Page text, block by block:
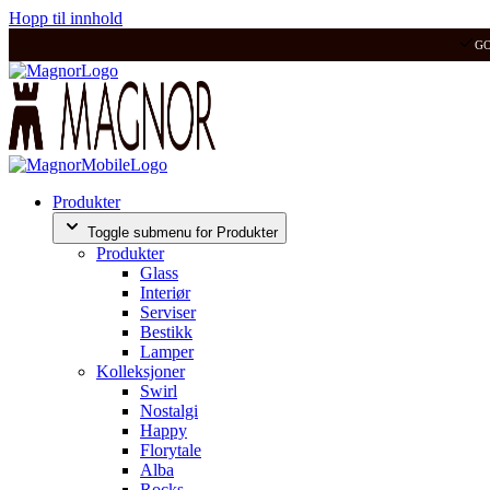
Hopp til innhold
Produkter
Toggle submenu for Produkter
Produkter
Glass
Interiør
Serviser
Bestikk
Lamper
Kolleksjoner
Swirl
Nostalgi
Happy
Florytale
Alba